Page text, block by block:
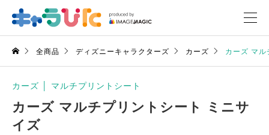
全商品 ディズニーキャラクターズ カーズ カーズ マ
カーズ マルチプリントシート
カーズ マルチプリントシート ミニサ
イズ